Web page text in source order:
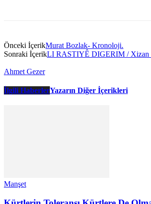
Önceki İçerikMurat Bozlak- Kronoloji.
Sonraki İçerikLI RASTIYÊ DIGERIM / Xizan
Ahmet Gezer
İlgili HaberlerYazarın Diğer İçerikleri
Manşet